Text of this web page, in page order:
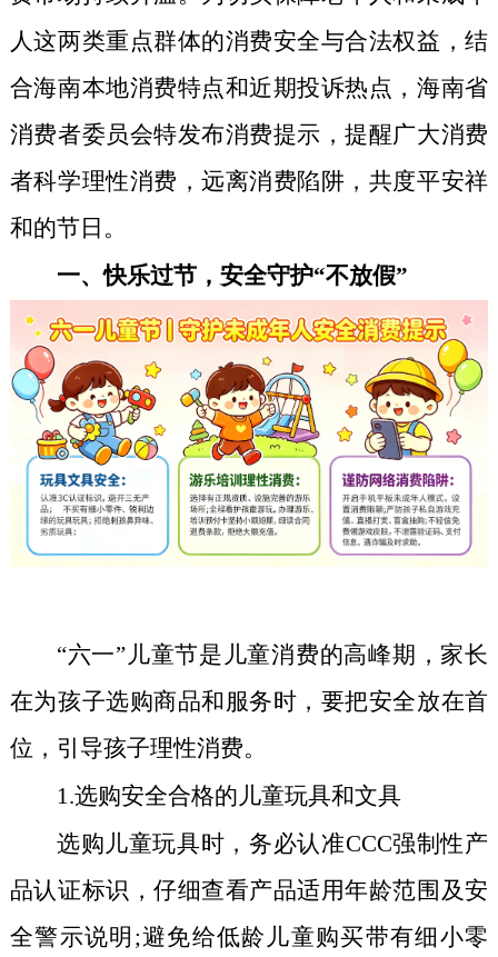
人这两类重点群体的消费安全与合法权益，结
合海南本地消费特点和近期投诉热点，海南省
消费者委员会特发布消费提示，提醒广大消费
者科学理性消费，远离消费陷阱，共度平安祥
和的节日。
一、快乐过节，安全守护“不放假”
“六一”儿童节是儿童消费的高峰期，家长
在为孩子选购商品和服务时，要把安全放在首
位，引导孩子理性消费。
1.选购安全合格的儿童玩具和文具
选购儿童玩具时，务必认准CCC强制性产
品认证标识，仔细查看产品适用年龄范围及安
全警示说明;避免给低龄儿童购买带有细小零